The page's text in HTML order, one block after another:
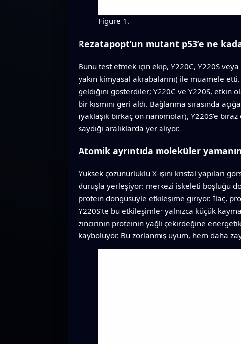
Figure 1.
Rezatapopt’un mutant p53’e ne
Bunu test etmek için ekip, Y220C, Y220S
yakın kimyasal akrabalarını) ile muamele
geldiğini gösterdiler; Y220C ve Y220S, etkin
bir kısmını geri aldı. Bağlanma sırasında
(yaklaşık birkaç on nanomolar), Y220S’e
saydığı aralıklarda yer alıyor.
Atomik ayrıntıda moleküler
Yüksek çözünürlüklü X-ışını kristal yapıları
duruşla yerleşiyor: merkezi iskeleti boşluğu
protein döngüsüyle etkileşime giriyor. İlaç,
Y220S’te bu etkileşimler yalnızca küçük
zincirinin proteinin yağlı çekirdeğine
kayboluyor. Bu zorlanmış uyum, hem daha